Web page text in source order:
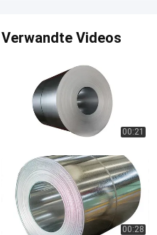
Verwandte Videos
00:21
00:28